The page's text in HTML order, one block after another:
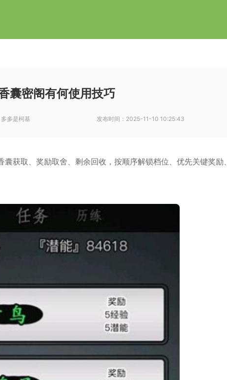
囊密阁有何使用技巧
多多是柯基 发布时间： 2025-11-10 10:25:43
获取、奖励取舍、剩余回收，按顺序解锁档位、优先关键奖励、